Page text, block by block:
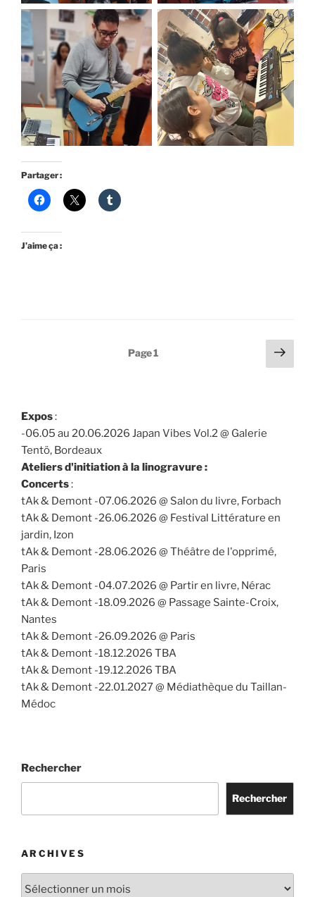
Partager :
J’aime ça :
Page1
Page
Expos:
-06.05 au 20.06.2026 Japan Vibes Vol.2 @ Galerie
Tentö, Bordeaux
Ateliers d'initiation à la linogravure :
Concerts:
tAk & Demont -07.06.2026 @ Salon du livre, Forbach
tAk & Demont -26.06.2026 @ Festival Littérature en
jardin, Izon
tAk & Demont -28.06.2026 @ Théâtre de l'opprimé,
Paris
tAk & Demont -04.07.2026 @ Partir en livre, Nérac
tAk & Demont -18.09.2026 @ Passage Sainte-Croix,
Nantes
tAk & Demont -26.09.2026 @ Paris
tAk & Demont -18.12.2026 TBA
tAk & Demont -19.12.2026 TBA
tAk & Demont -22.01.2027 @ Médiathèque du Taillan-
Médoc
Rechercher
Rechercher
ARCHIVES